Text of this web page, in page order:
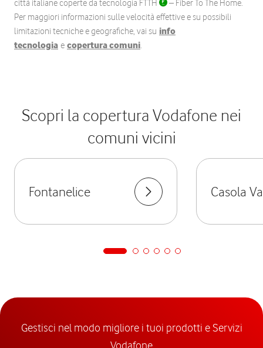
città italiane coperte da tecnologia FTTH
– Fiber To The Home.
Per maggiori informazioni sulle velocità effettive e su possibili
limitazioni tecniche e geografiche, vai su info
tecnologia e copertura comuni.
Scopri la copertura Vodafone nei
comuni vicini
Fontanelice Casola
Gestisci nel modo migliore i tuoi prodotti e Servizi
Vodafone